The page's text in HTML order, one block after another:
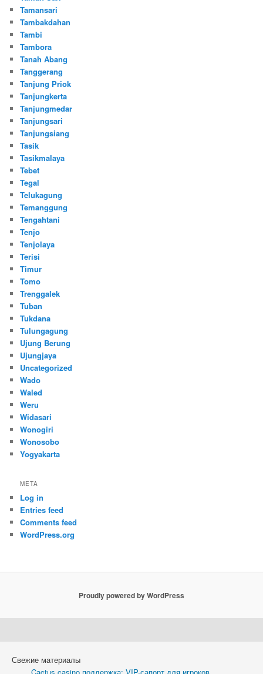
Tamansari
Tambakdahan
Tambi
Tambora
Tanah Abang
Tanggerang
Tanjung Priok
Tanjungkerta
Tanjungmedar
Tanjungsari
Tanjungsiang
Tasik
Tasikmalaya
Tebet
Tegal
Telukagung
Temanggung
Tengahtani
Tenjo
Tenjolaya
Terisi
Timur
Tomo
Trenggalek
Tuban
Tukdana
Tulungagung
Ujung Berung
Ujungjaya
Uncategorized
Wado
Waled
Weru
Widasari
Wonogiri
Wonosobo
Yogyakarta
META
Log in
Entries feed
Comments feed
WordPress.org
Proudly powered by WordPress
Свежие материалы